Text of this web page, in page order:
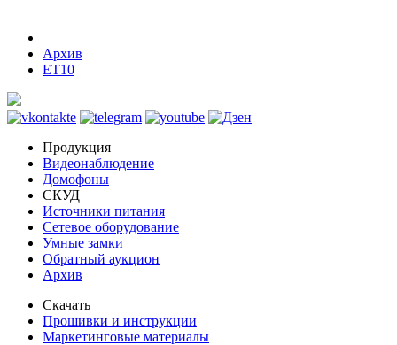
Архив
ET10
Продукция
Видеонаблюдение
Домофоны
СКУД
Источники питания
Сетевое оборудование
Умные замки
Обратный аукцион
Архив
Скачать
Прошивки и инструкции
Маркетинговые материалы